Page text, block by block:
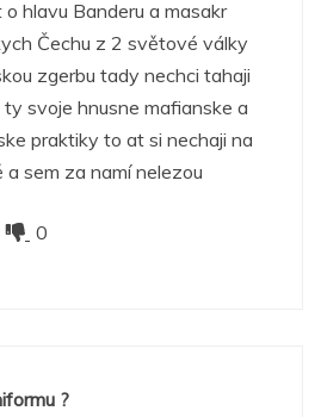
o hlavu Banderu a masakr
Čechu z 2 světové války
zgerbu tady nechci tahaji
ty svoje hnusne mafianske a
praktiky to at si nechaji na
a sem za namí nelezou
0
?